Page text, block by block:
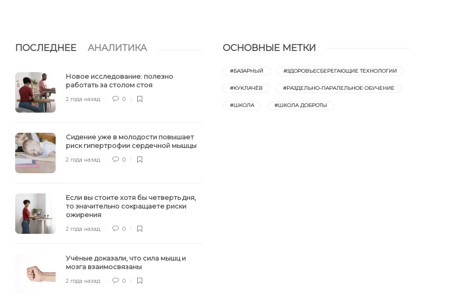
ПОСЛЕДНЕЕ АНАЛИТИКА
Новое исследование: полезно
работать за столом стоя
2 года назад 0
Сидение уже в молодости повышает
риск гипертрофии сердечной мышцы
2 года назад 0
Если вы стоите хотя бы четверть дня,
то значительно сокращаете риски
ожирения
2 года назад 0
Учёные доказали, что сила мышц и
мозга взаимосвязаны
2 года назад 0
ОСНОВНЫЕ МЕТКИ
#БАЗАРНЫЙ #ЗДОРОВЬЕСБЕРЕГАЮЩИЕ ТЕХНОЛОГИИ
#КУКЛАЧЁВ #РАЗДЕЛЬНО-ПАРАЛЕЛЬНОЕ ОБУЧЕНИЕ
#ШКОЛА #ШКОЛА ДОБРОТЫ